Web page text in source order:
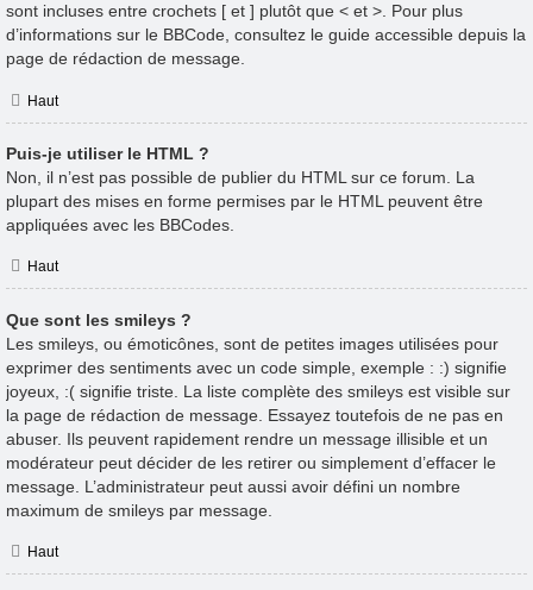
sont incluses entre crochets [ et ] plutôt que < et >. Pour plus
d’informations sur le BBCode, consultez le guide accessible depuis la
page de rédaction de message.
Haut
Puis-je utiliser le HTML ?
Non, il n’est pas possible de publier du HTML sur ce forum. La
plupart des mises en forme permises par le HTML peuvent être
appliquées avec les BBCodes.
Haut
Que sont les smileys ?
Les smileys, ou émoticônes, sont de petites images utilisées pour
exprimer des sentiments avec un code simple, exemple : :) signifie
joyeux, :( signifie triste. La liste complète des smileys est visible sur
la page de rédaction de message. Essayez toutefois de ne pas en
abuser. Ils peuvent rapidement rendre un message illisible et un
modérateur peut décider de les retirer ou simplement d’effacer le
message. L’administrateur peut aussi avoir défini un nombre
maximum de smileys par message.
Haut